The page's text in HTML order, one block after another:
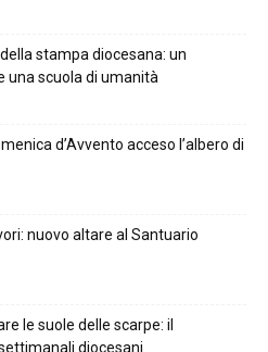
della stampa diocesana: un
una scuola di umanità
d’Avvento acceso l’albero di
nuovo altare al Santuario
le suole delle scarpe: il
diocesani